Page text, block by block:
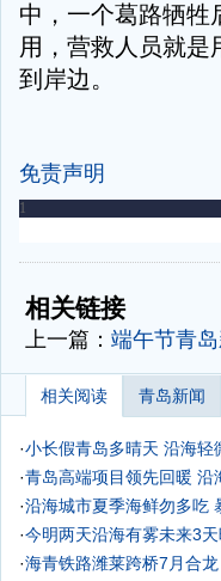
中，一个葛路牺牲
用，营救人员就是
到岸边。
免责声明
-
相关链接
上一篇： 端午节青
相关阅读 青岛新闻
·小长假青岛多晴天 沿海轻
·青岛高端项目领先回暖 沿
·沿海城市夏季海鲜勿多吃
·今明两天沿海有雾未来3
·海青铁路潍莱跨桥7月合